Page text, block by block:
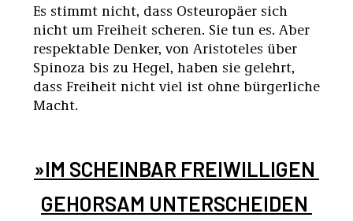
Es stimmt nicht, dass Osteuropäer sich
nicht um Freiheit scheren. Sie tun es. Aber
respektable Denker, von Aristoteles über
Spinoza bis zu Hegel, haben sie gelehrt,
dass Freiheit nicht viel ist ohne bürgerliche
Macht.
»IM SCHEINBAR FREIWILLIGEN
GEHORSAM UNTERSCHEIDEN